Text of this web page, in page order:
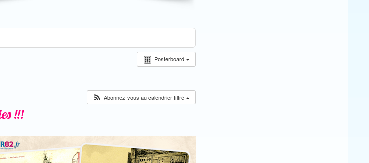
Posterboard
Abonnez-vous au calendrier filtré